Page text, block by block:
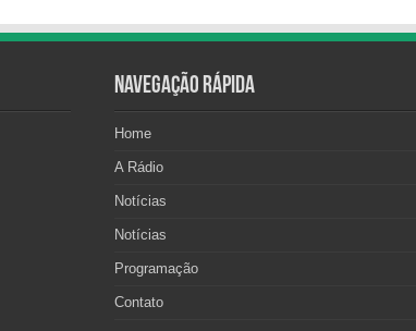
Navegação Rápida
Home
A Rádio
Notícias
Notícias
Programação
Contato